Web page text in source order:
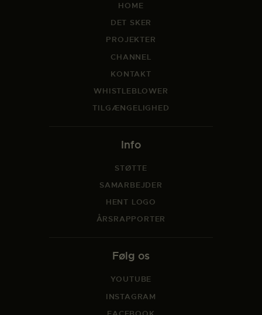
HOME
DET SKER
PROJEKTER
CHANNEL
KONTAKT
WHISTLEBLOWER
TILGÆNGELIGHED
Info
STØTTE
SAMARBEJDER
HENT LOGO
ÅRSRAPPORTER
Følg os
YOUTUBE
INSTAGRAM